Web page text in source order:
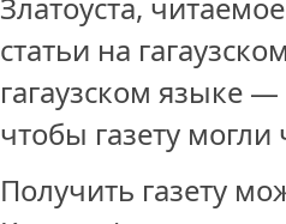
статьи на
гагаузском языке
чтобы газету
Получить газету